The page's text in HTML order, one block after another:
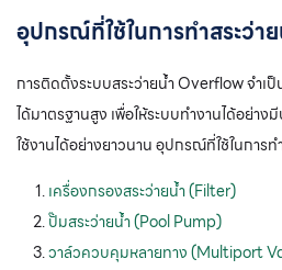
อุปกรณ์ที่ใช้ในการทำสระว่า
การติดตั้งระบบสระว่ายน้ำ Overflow จำ
ได้มาตรฐานสูง เพื่อให้ระบบทำงานได้อย่า
ใช้งานได้อย่างยาวนาน อุปกรณ์ที่ใช้ในการ
เครื่องกรองสระว่ายน้ำ (Filter)
ปั๊มสระว่ายน้ำ (Pool Pump)
วาล์วควบคุมหลายทาง (Multiport